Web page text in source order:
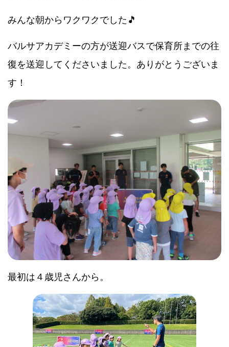
みんな朝からワクワクでした🎵
バルサアカデミーの方が送迎バスで保育所までの往
復を送迎してくださいました。ありがとうございま
す！
最初は４歳児さんから。